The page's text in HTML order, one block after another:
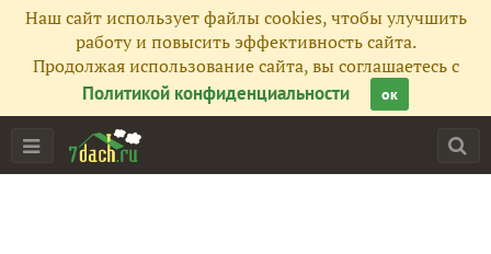
Наш сайт использует файлы cookies, чтобы улучшить
работу и повысить эффективность сайта.
Продолжая использование сайта, вы соглашаетесь с
Политикой конфиденциальности
ок